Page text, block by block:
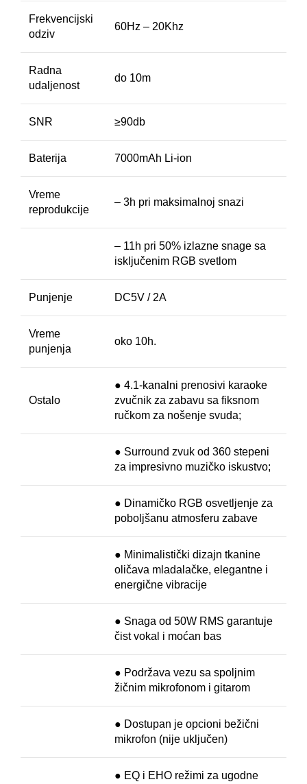
Frekvencijski
odziv
60Hz – 20Khz
Radna
udaljenost
do 10m
SNR ≥90db
Baterija 7000mAh Li-ion
Vreme
reprodukcije
– 3h pri maksimalnoj snazi
– 11h pri 50% izlazne snage sa
isključenim RGB svetlom
Punjenje DC5V / 2A
Vreme
punjenja
oko 10h.
Ostalo
● 4.1-kanalni prenosivi karaoke
zvučnik za zabavu sa fiksnom
ručkom za nošenje svuda;
● Surround zvuk od 360 stepeni
za impresivno muzičko iskustvo;
● Dinamičko RGB osvetljenje za
poboljšanu atmosferu zabave
● Minimalistički dizajn tkanine
oličava mladalačke, elegantne i
energične vibracije
● Snaga od 50W RMS garantuje
čist vokal i moćan bas
● Podržava vezu sa spoljnim
žičnim mikrofonom i gitarom
● Dostupan je opcioni bežični
mikrofon (nije uključen)
● EQ i EHO režimi za ugodne